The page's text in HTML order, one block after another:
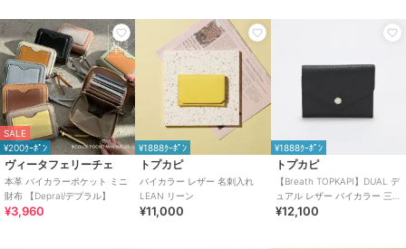
SALE
¥200ｸｰﾎﾟﾝ
ヴィータフェリーチェ
本革 バイカラーポケット ミニ
財布 【Depral/デプラル】
¥3,960
¥1888ｸｰﾎﾟﾝ
トプカピ
バイカラー レザー 名刺入れ
LEAN リーン
¥11,000
¥1888ｸｰﾎﾟﾝ
トプカピ
【Breath TOPKAPI】DUAL デ
ュアル レザー バイカラー 三つ
折 財布 薄型 / 軽量
¥12,100